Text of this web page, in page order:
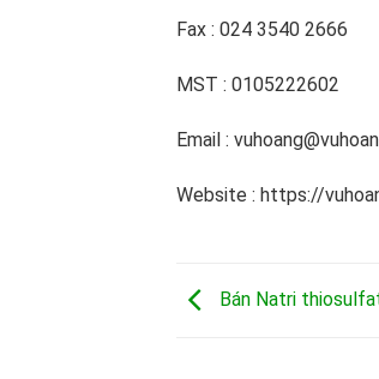
Fax : 024 3540 2666
MST : 0105222602
Email :
Website : https://
Bán Natri